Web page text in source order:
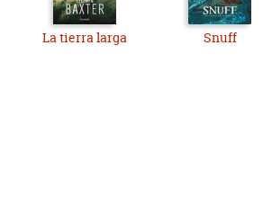
La tierra larga Snuff